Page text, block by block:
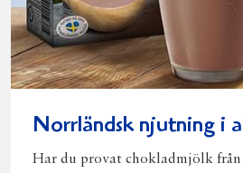
Norrländsk njutning i
Har du provat chokladmjölk från